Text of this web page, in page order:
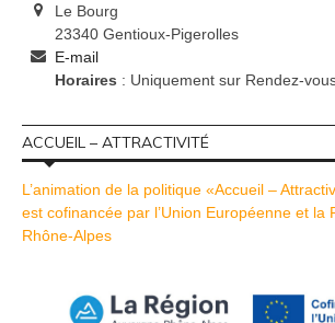
Le Bourg
23340 Gentioux-Pigerolles
E-mail
Horaires : Uniquement sur Rendez-
ACCUEIL – ATTRACTIVITÉ
L’animation de la politique «Accueil –
est cofinancée par l’Union Européenne et la
Rhône-Alpes